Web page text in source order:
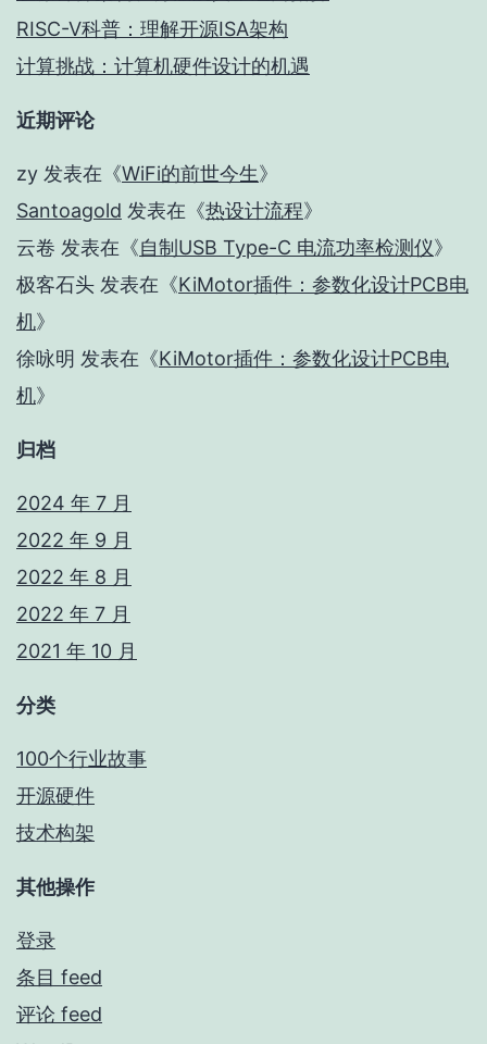
RISC-V科普：理解开源ISA架构
计算挑战：计算机硬件设计的机遇
近期评论
zy 发表在《WiFi的前世今生》
Santoagold 发表在《热设计流程》
云卷 发表在《自制USB Type-C 电流功率检测仪》
极客石头 发表在《KiMotor插件：参数化设计PCB电
机》
徐咏明 发表在《KiMotor插件：参数化设计PCB电
机》
归档
2024 年 7 月
2022 年 9 月
2022 年 8 月
2022 年 7 月
2021 年 10 月
分类
100个行业故事
开源硬件
技术构架
其他操作
登录
条目 feed
评论 feed